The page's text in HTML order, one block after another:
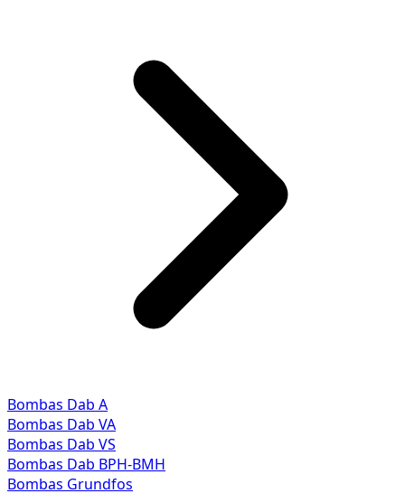
Bombas Dab A
Bombas Dab VA
Bombas Dab VS
Bombas Dab BPH-BMH
Bombas Grundfos